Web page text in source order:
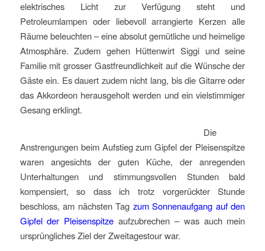
elektrisches Licht zur Verfügung steht und
Petroleumlampen oder liebevoll arrangierte Kerzen alle
Räume beleuchten – eine absolut gemütliche und heimelige
Atmosphäre. Zudem gehen Hüttenwirt Siggi und seine
Familie mit grosser Gastfreundlichkeit auf die Wünsche der
Gäste ein. Es dauert zudem nicht lang, bis die Gitarre oder
das Akkordeon herausgeholt werden und ein vielstimmiger
Gesang erklingt.
Die
Anstrengungen beim Aufstieg zum Gipfel der Pleisenspitze
waren angesichts der guten Küche, der anregenden
Unterhaltungen und stimmungsvollen Stunden bald
kompensiert, so dass ich trotz vorgerückter Stunde
beschloss, am nächsten Tag zum Sonnenaufgang auf den
Gipfel der Pleisenspitzeaufzubrechen – was auch mein
ursprüngliches Ziel der Zweitagestour war.